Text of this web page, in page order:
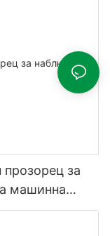
за
машинна